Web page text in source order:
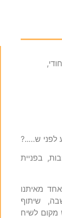
לפני ש…..?
בפניית
מאיתנו
שיתוף
מקום לשיח